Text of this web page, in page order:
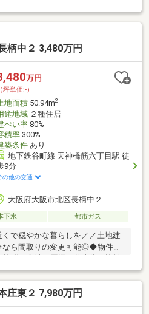
く！＼│地下鉄堺筋線・谷町線
駅」………徒歩３分│ＪＲ大阪環
谷町線「中崎町」駅…徒歩５分
６分天神橋筋商店街も徒歩３
柄中２ 3,480万円
万円
（坪単価:-）
地面積50.94m2
途地域２種住居
ぺい率80%
積率300%
築条件あり
地下鉄谷町線 天神橋筋六丁目駅 徒
9分
の他の交通
大阪府大阪市北区長柄中２
下水 都市ガス
で穏やかな暮らしを／／土地建
ら間取りの変更可能◎◆物件の
群な立地！周辺は住宅街で比較
小中学校が徒歩５分圏内と近
！自由設計のため、間取りの変
ど暮らしを便利にする設備が充
小学校 徒歩３分新豊崎中学校
庄東２ 7,980万円